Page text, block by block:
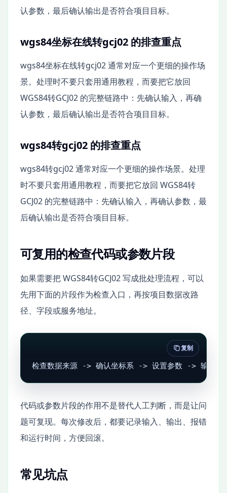
认参数，最后确认输出是否符合项目目标。
wgs84坐标在线转gcj02 的排查重点
wgs84坐标在线转gcj02 通常对应一个更细的操作场
景。处理时不要只套用通用教程，而要把它放回
WGS84转GCJ02 的完整链路中：先确认输入，再确
认参数，最后确认输出是否符合项目目标。
wgs84转gcj02 的排查重点
wgs84转gcj02 通常对应一个更细的操作场景。处理
时不要只套用通用教程，而要把它放回 WGS84转
GCJ02 的完整链路中：先确认输入，再确认参数，最
后确认输出是否符合项目目标。
可复用的检查代码或参数片段
如果需要把 WGS84转GCJ02 写成批处理流程，可以
先用下面的片段作为检查入口，再按项目数据改路
径、字段或服务地址。
检查数据来源 -> 确认坐标系 -> 设置参数 -> 输出结
复制
代码或参数片段的作用不是替代人工判断，而是让问
题可复现。每次修改后，都要记录输入、输出、报错
和运行时间，方便回滚。
常见坑点